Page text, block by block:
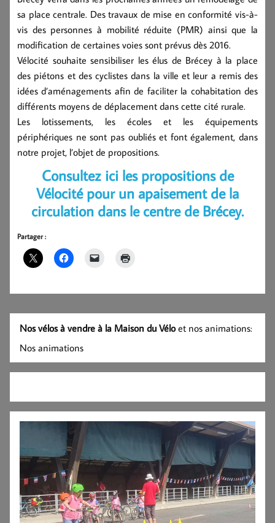
sa place centrale. Des travaux de mise en conformité vis-à-
vis des personnes à mobilité réduite (PMR) ainsi que la
modification de certaines voies sont prévus dès 2016.
Vélocité souhaite sensibiliser les élus de Brécey à la place
des piétons et des cyclistes dans la ville et leur a remis des
idées d’aménagements afin de faciliter la cohabitation des
différents moyens de déplacement dans cette cité rurale.
Les lotissements, les écoles et les équipements
périphériques ne sont pas oubliés et font également, dans
notre projet, l’objet de propositions.
Consultez ici les propositions de
Vélocité pour un apaisement de la
circulation dans le centre de Brécey.
Partager :
Nos vélos à vendre à la Maison du Véloet nos animations:
Nos animations